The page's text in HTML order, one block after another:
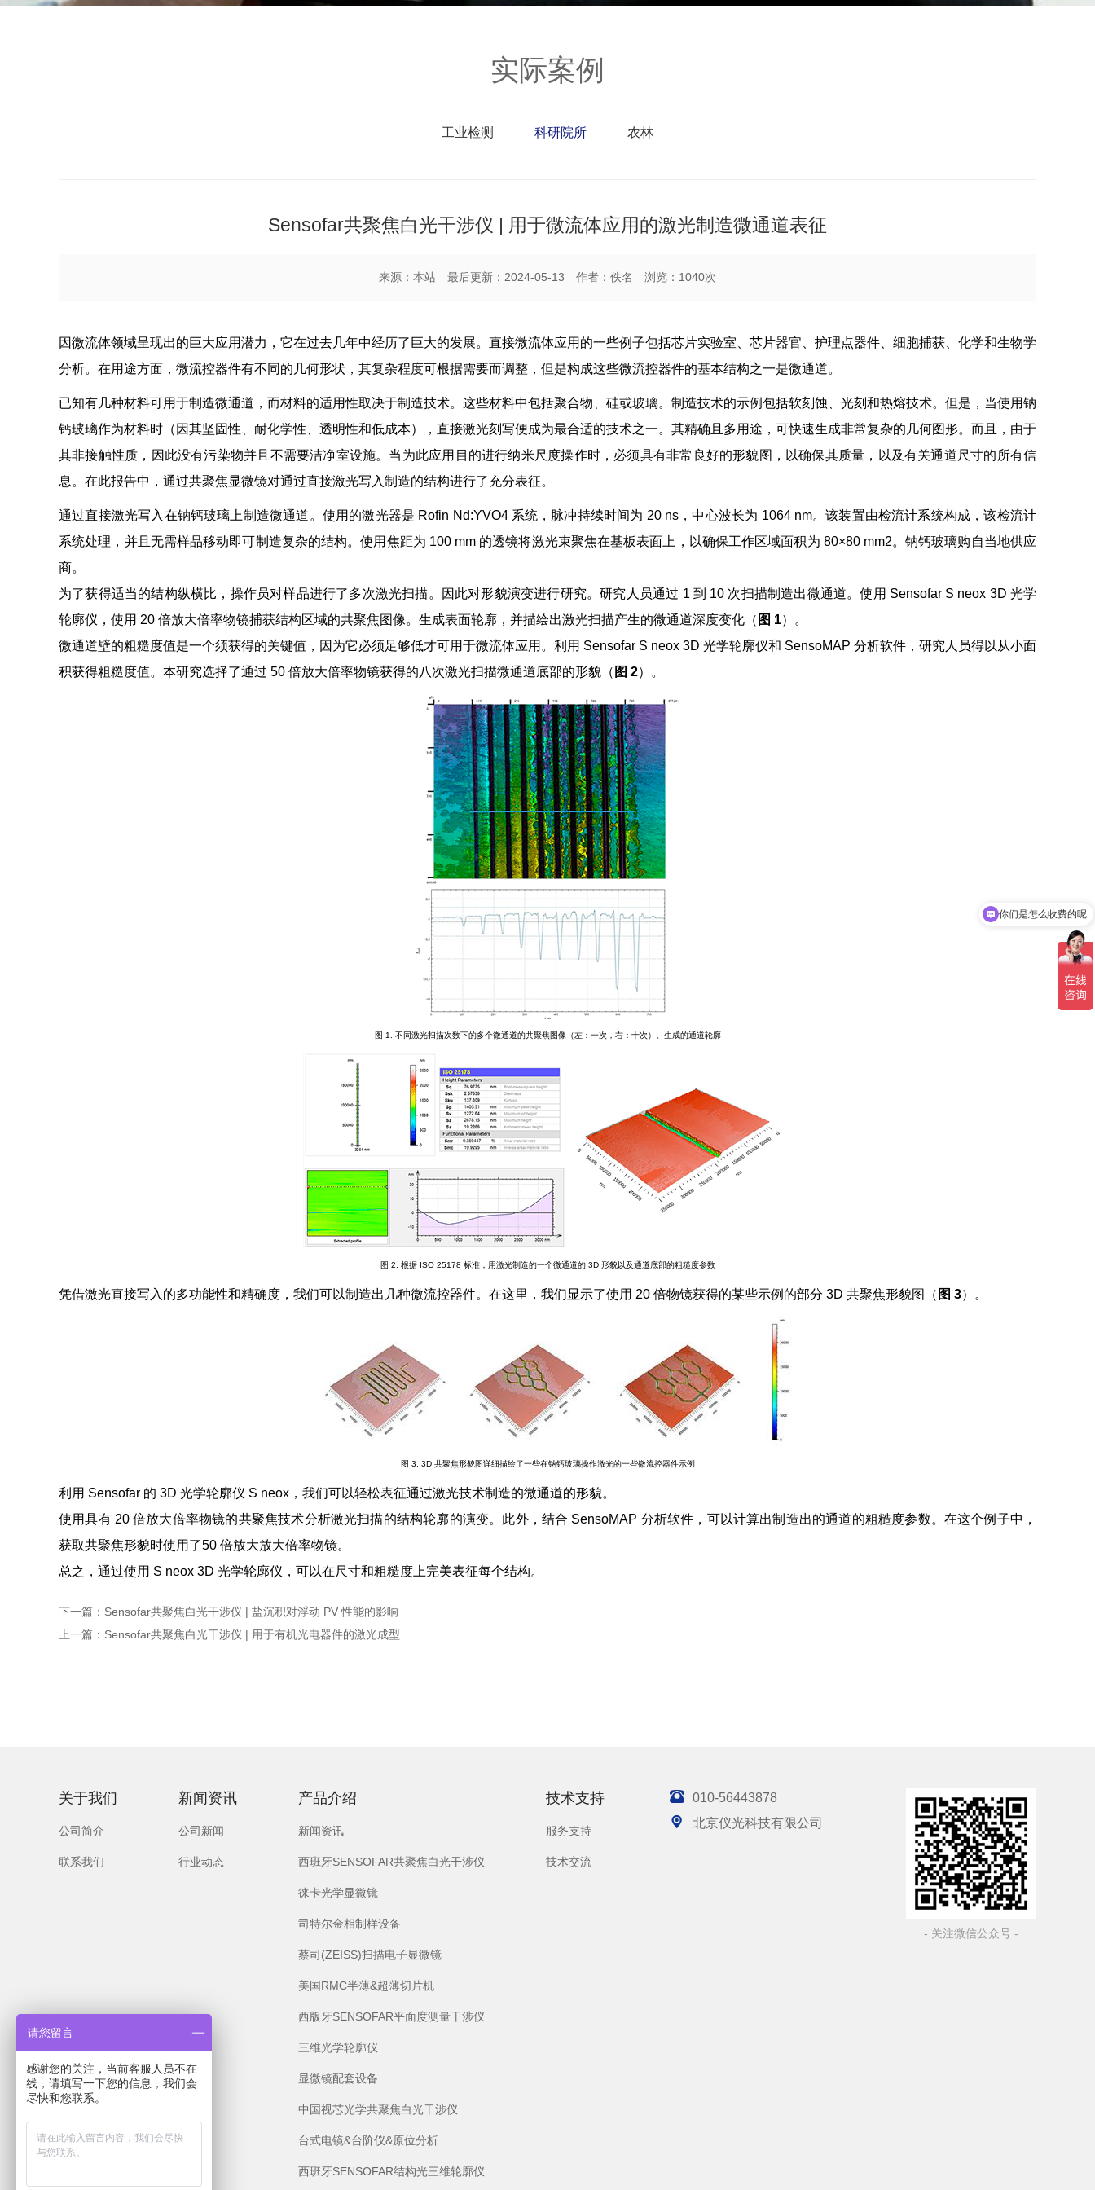
实际案例
工业检测 科研院所 农林
Sensofar共聚焦白光干涉仪 | 用于微流体应用的激光制造微通道表征
来源：本站 最后更新：2024-05-13 作者：佚名 浏览：1040次
因微流体领域呈现出的巨大应用潜力，它在过去几年中经历了巨大的发展。直接微流体应用的一些例子包括芯片实验室、芯片器官、护理点器件、细胞捕获、化学和生物学
分析。在用途方面，微流控器件有不同的几何形状，其复杂程度可根据需要而调整，但是构成这些微流控器件的基本结构之一是微通道。
已知有几种材料可用于制造微通道，而材料的适用性取决于制造技术。这些材料中包括聚合物、硅或玻璃。制造技术的示例包括软刻蚀、光刻和热熔技术。但是，当使用钠
钙玻璃作为材料时（因其坚固性、耐化学性、透明性和低成本），直接激光刻写便成为最合适的技术之一。其精确且多用途，可快速生成非常复杂的几何图形。而且，由于
其非接触性质，因此没有污染物并且不需要洁净室设施。当为此应用目的进行纳米尺度操作时，必须具有非常良好的形貌图，以确保其质量，以及有关通道尺寸的所有信
息。在此报告中，通过共聚焦显微镜对通过直接激光写入制造的结构进行了充分表征。
通过直接激光写入在钠钙玻璃上制造微通道。使用的激光器是 Rofin Nd:YVO4 系统，脉冲持续时间为 20 ns，中心波长为 1064 nm。该装置由检流计系统构成，该检流计
系统处理，并且无需样品移动即可制造复杂的结构。使用焦距为 100 mm 的透镜将激光束聚焦在基板表面上，以确保工作区域面积为 80×80 mm2。钠钙玻璃购自当地供应
商。
为了获得适当的结构纵横比，操作员对样品进行了多次激光扫描。因此对形貌演变进行研究。研究人员通过 1 到 10 次扫描制造出微通道。使用 Sensofar S neox 3D 光学
轮廓仪，使用 20 倍放大倍率物镜捕获结构区域的共聚焦图像。生成表面轮廓，并描绘出激光扫描产生的微通道深度变化（ 图 1）。
微通道壁的粗糙度值是一个须获得的关键值，因为它必须足够低才可用于微流体应用。利用 Sensofar S neox 3D 光学轮廓仪和 SensoMAP 分析软件，研究人员得以从小面
积获得粗糙度值。本研究选择了通过 50 倍放大倍率物镜获得的八次激光扫描微通道底部的形貌（ 图 2）。
图 1 . 不同激光扫描次数下的多个微通道的共聚焦图像（左：一次，右：十次）。生成的通道轮廓
图 2 . 根据 ISO 25178 标准，用激光制造的一个微通道的 3D 形貌以及通道底部的粗糙度参数
凭借激光直接写入的多功能性和精确度，我们可以制造出几种微流控器件。在这里，我们显示了使用 20 倍物镜获得的某些示例的部分 3D 共聚焦形貌图（ 图 3）。
图 3 . 3D 共聚焦形貌图详细描绘了一些在钠钙玻璃操作激光的一些微流控器件示例
利用 Sensofar 的 3D 光学轮廓仪 S neox，我们可以轻松表征通过激光技术制造的微通道的形貌。
使用具有 20 倍放大倍率物镜的共聚焦技术分析激光扫描的结构轮廓的演变。此外，结合 SensoMAP 分析软件，可以计算出制造出的通道的粗糙度参数。在这个例子中，
获取共聚焦形貌时使用了50 倍放大放大倍率物镜。
总之，通过使用 S neox 3D 光学轮廓仪，可以在尺寸和粗糙度上完美表征每个结构。
下一篇 ： Sensofar共聚焦白光干涉仪 | 盐沉积对浮动 PV 性能的影响
上一篇 ： Sensofar共聚焦白光干涉仪 | 用于有机光电器件的激光成型
关于我们
公司简介
联系我们
新闻资讯
公司新闻
行业动态
产品介绍
新闻资讯
西班牙SENSOFAR共聚焦白光干涉仪
徕卡光学显微镜
司特尔金相制样设备
蔡司(ZEISS)扫描电子显微镜
美国RMC半薄&超薄切片机
西版牙SENSOFAR平面度测量干涉仪
三维光学轮廓仪
显微镜配套设备
中国视芯光学共聚焦白光干涉仪
台式电镜&台阶仪&原位分析
西班牙SENSOFAR结构光三维轮廓仪
技术支持
服务支持
技术交流
 010-56443878
 北京仪光科技有限公司
- 关注微信公众号 -
现在有优惠活动吗
请您留言
感谢您的关注，当前客服人员不在
线，请填写一下您的信息，我们会
尽快和您联系。